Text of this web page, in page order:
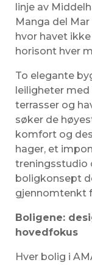
linje av
Manga del
hvor havet
horisont hver
To elegante
leiligheter
terrasser og
søker de
komfort og
hager, et
treningsstudio
boligkonsept
gjennomtenkt
Boligene:
hovedfokus
Hver bolig i